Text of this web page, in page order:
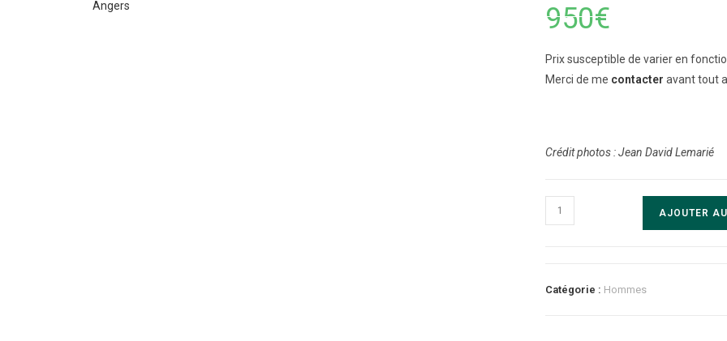
950€
Prix susceptible de varier en
Merci de me contacter avant tout
Crédit photos : Jean David Lemarié
quantité
de
martelée
AJOUTER
Catégorie : Hommes